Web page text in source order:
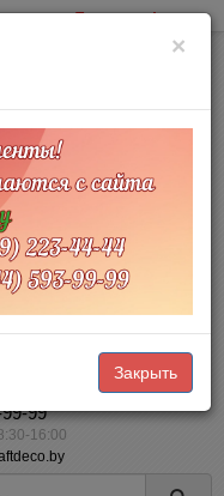
Товары на Акции
7 (наличный и безналичный
99
16:00
×
Закрыть